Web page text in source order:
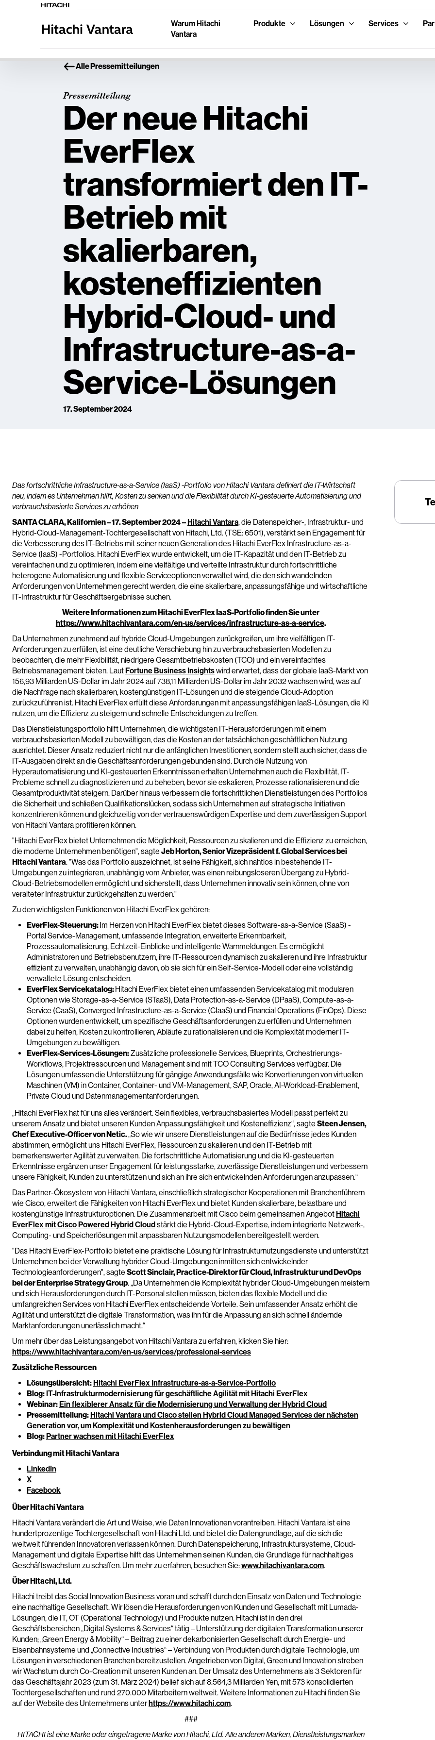
Warum Hitachi
Vantara
Produkte Lösungen Services
Alle Pressemitteilungen
Pressemitteilung
Der neue Hitachi
EverFlex
transformiert den IT-
Betrieb mit
skalierbaren,
kosteneffizienten
Hybrid-Cloud- und
Infrastructure-as-a-
Service-Lösungen
17. September 2024
Das fortschrittliche Infrastructure-as-a-Service (IaaS) -Portfolio von Hitachi Vantara definiert die IT-Wirtschaft
neu, indem es Unternehmen hilft, Kosten zu senken und die Flexibilität durch KI-gesteuerte Automatisierung und
verbrauchsbasierte Services zu erhöhen
SANTA CLARA, Kalifornien – 17. September 2024–Hitachi Vantara, die Datenspeicher-, Infrastruktur- und
Hybrid-Cloud-Management-Tochtergesellschaft von Hitachi, Ltd. (TSE: 6501), verstärkt sein Engagement für
die Verbesserung des IT-Betriebs mit seiner neuen Generation des Hitachi EverFlex Infrastructure-as-a-
Service (IaaS) -Portfolios. Hitachi EverFlex wurde entwickelt, um die IT-Kapazität und den IT-Betrieb zu
vereinfachen und zu optimieren, indem eine vielfältige und verteilte Infrastruktur durch fortschrittliche
heterogene Automatisierung und flexible Serviceoptionen verwaltet wird, die den sich wandelnden
Anforderungen von Unternehmen gerecht werden, die eine skalierbare, anpassungsfähige und wirtschaftliche
IT-Infrastruktur für Geschäftsergebnisse suchen.
Weitere Informationen zum Hitachi EverFlex IaaS-Portfolio finden Sie unter
https://www.hitachivantara.com/en-us/services/infrastructure-as-a-service.
Da Unternehmen zunehmend auf hybride Cloud-Umgebungen zurückgreifen, um ihre vielfältigen IT-
Anforderungen zu erfüllen, ist eine deutliche Verschiebung hin zu verbrauchsbasierten Modellen zu
beobachten, die mehr Flexibilität, niedrigere Gesamtbetriebskosten (TCO) und ein vereinfachtes
Betriebsmanagement bieten. LautFortune Business Insightswird erwartet, dass der globale IaaS-Markt von
156,93 Milliarden US-Dollar im Jahr 2024 auf 738,11 Milliarden US-Dollar im Jahr 2032 wachsen wird, was auf
die Nachfrage nach skalierbaren, kostengünstigen IT-Lösungen und die steigende Cloud-Adoption
zurückzuführen ist. Hitachi EverFlex erfüllt diese Anforderungen mit anpassungsfähigen IaaS-Lösungen, die KI
nutzen, um die Effizienz zu steigern und schnelle Entscheidungen zu treffen.
Das Dienstleistungsportfolio hilft Unternehmen, die wichtigsten IT-Herausforderungen mit einem
verbrauchsbasierten Modell zu bewältigen, das die Kosten an der tatsächlichen geschäftlichen Nutzung
ausrichtet. Dieser Ansatz reduziert nicht nur die anfänglichen Investitionen, sondern stellt auch sicher, dass die
IT-Ausgaben direkt an die Geschäftsanforderungen gebunden sind. Durch die Nutzung von
Hyperautomatisierung und KI-gesteuerten Erkenntnissen erhalten Unternehmen auch die Flexibilität, IT-
Probleme schnell zu diagnostizieren und zu beheben, bevor sie eskalieren, Prozesse rationalisieren und die
Gesamtproduktivität steigern. Darüber hinaus verbessern die fortschrittlichen Dienstleistungen des Portfolios
die Sicherheit und schließen Qualifikationslücken, sodass sich Unternehmen auf strategische Initiativen
konzentrieren können und gleichzeitig von der vertrauenswürdigen Expertise und dem zuverlässigen Support
von Hitachi Vantara profitieren können.
"Hitachi EverFlex bietet Unternehmen die Möglichkeit, Ressourcen zu skalieren und die Effizienz zu erreichen,
die moderne Unternehmen benötigen", sagte Jeb Horton, Senior Vizepräsident f. Global Services bei
Hitachi Vantara. "Was das Portfolio auszeichnet, ist seine Fähigkeit, sich nahtlos in bestehende IT-
Umgebungen zu integrieren, unabhängig vom Anbieter, was einen reibungsloseren Übergang zu Hybrid-
Cloud-Betriebsmodellen ermöglicht und sicherstellt, dass Unternehmen innovativ sein können, ohne von
veralteter Infrastruktur zurückgehalten zu werden."
Zu den wichtigsten Funktionen von Hitachi EverFlex gehören:
EverFlex-Steuerung:Im Herzen von Hitachi EverFlex bietet dieses Software-as-a-Service (SaaS) -
Portal Service-Management, umfassende Integration, erweiterte Erkennbarkeit,
Prozessautomatisierung, Echtzeit-Einblicke und intelligente Warnmeldungen. Es ermöglicht
Administratoren und Betriebsbenutzern, ihre IT-Ressourcen dynamisch zu skalieren und ihre Infrastruktur
effizient zu verwalten, unabhängig davon, ob sie sich für ein Self-Service-Modell oder eine vollständig
verwaltete Lösung entscheiden.
EverFlex Servicekatalog:Hitachi EverFlex bietet einen umfassenden Servicekatalog mit modularen
Optionen wie Storage-as-a-Service (STaaS), Data Protection-as-a-Service (DPaaS), Compute-as-a-
Service (CaaS), Converged Infrastructure-as-a-Service (CIaaS) und Financial Operations (FinOps). Diese
Optionen wurden entwickelt, um spezifische Geschäftsanforderungen zu erfüllen und Unternehmen
dabei zu helfen, Kosten zu kontrollieren, Abläufe zu rationalisieren und die Komplexität moderner IT-
Umgebungen zu bewältigen.
EverFlex-Services-Lösungen:Zusätzliche professionelle Services, Blueprints, Orchestrierungs-
Workflows, Projektressourcen und Management sind mit TCO Consulting Services verfügbar. Die
Lösungen umfassen die Unterstützung für gängige Anwendungsfälle wie Konvertierungen von virtuellen
Maschinen (VM) in Container, Container- und VM-Management, SAP, Oracle, AI-Workload-Enablement,
Private Cloud und Datenmanagementanforderungen.
„Hitachi EverFlex hat für uns alles verändert. Sein flexibles, verbrauchsbasiertes Modell passt perfekt zu
unserem Ansatz und bietet unseren Kunden Anpassungsfähigkeit und Kosteneffizienz“, sagte Steen Jensen,
Chef Executive-Officer von Netic.„So wie wir unsere Dienstleistungen auf die Bedürfnisse jedes Kunden
abstimmen, ermöglicht uns Hitachi EverFlex, Ressourcen zu skalieren und den IT-Betrieb mit
bemerkenswerter Agilität zu verwalten. Die fortschrittliche Automatisierung und die KI-gesteuerten
Erkenntnisse ergänzen unser Engagement für leistungsstarke, zuverlässige Dienstleistungen und verbessern
unsere Fähigkeit, Kunden zu unterstützen und sich an ihre sich entwickelnden Anforderungen anzupassen.“
Das Partner-Ökosystem von Hitachi Vantara, einschließlich strategischer Kooperationen mit Branchenführern
wie Cisco, erweitert die Fähigkeiten von Hitachi EverFlex und bietet Kunden skalierbare, belastbare und
kostengünstige Infrastrukturoptionen. Die Zusammenarbeit mit Cisco beim gemeinsamen AngebotHitachi
EverFlex mit Cisco Powered Hybrid Cloudstärkt die Hybrid-Cloud-Expertise, indem integrierte Netzwerk-,
Computing- und Speicherlösungen mit anpassbaren Nutzungsmodellen bereitgestellt werden.
"Das Hitachi EverFlex-Portfolio bietet eine praktische Lösung für Infrastrukturnutzungsdienste und unterstützt
Unternehmen bei der Verwaltung hybrider Cloud-Umgebungen inmitten sich entwickelnder
Technologieanforderungen", sagte Scott Sinclair, Practice-Direktor für Cloud, Infrastruktur und DevOps
bei der Enterprise Strategy Group. „Da Unternehmen die Komplexität hybrider Cloud-Umgebungen meistern
und sich Herausforderungen durch IT-Personal stellen müssen, bieten das flexible Modell und die
umfangreichen Services von Hitachi EverFlex entscheidende Vorteile. Sein umfassender Ansatz erhöht die
Agilität und unterstützt die digitale Transformation, was ihn für die Anpassung an sich schnell ändernde
Marktanforderungen unerlässlich macht.“
Um mehr über das Leistungsangebot von Hitachi Vantara zu erfahren, klicken Sie hier:
https://www.hitachivantara.com/en-us/services/professional-services
Zusätzliche Ressourcen
Lösungsübersicht:Hitachi EverFlex Infrastructure-as-a-Service-Portfolio
Blog:IT-Infrastrukturmodernisierung für geschäftliche Agilität mit Hitachi EverFlex
Webinar:Ein flexiblerer Ansatz für die Modernisierung und Verwaltung der Hybrid Cloud
Pressemitteilung:Hitachi Vantara und Cisco stellen Hybrid Cloud Managed Services der nächsten
Generation vor, um Komplexität und Kostenherausforderungen zu bewältigen
Blog:Partner wachsen mit Hitachi EverFlex
Verbindung mit Hitachi Vantara
LinkedIn
X
Facebook
Über Hitachi Vantara
Hitachi Vantara verändert die Art und Weise, wie Daten Innovationen vorantreiben. Hitachi Vantara ist eine
hundertprozentige Tochtergesellschaft von Hitachi Ltd. und bietet die Datengrundlage, auf die sich die
weltweit führenden Innovatoren verlassen können. Durch Datenspeicherung, Infrastruktursysteme, Cloud-
Management und digitale Expertise hilft das Unternehmen seinen Kunden, die Grundlage für nachhaltiges
Geschäftswachstum zu schaffen. Um mehr zu erfahren, besuchen Sie:www.hitachivantara.com.
Über Hitachi, Ltd.
Hitachi treibt das Social Innovation Business voran und schafft durch den Einsatz von Daten und Technologie
eine nachhaltige Gesellschaft. Wir lösen die Herausforderungen von Kunden und Gesellschaft mit Lumada-
Lösungen, die IT, OT (Operational Technology) und Produkte nutzen. Hitachi ist in den drei
Geschäftsbereichen „Digital Systems & Services“ tätig – Unterstützung der digitalen Transformation unserer
Kunden; „Green Energy & Mobility“ – Beitrag zu einer dekarbonisierten Gesellschaft durch Energie- und
Eisenbahnsysteme und „Connective Industries“ – Verbindung von Produkten durch digitale Technologie, um
Lösungen in verschiedenen Branchen bereitzustellen. Angetrieben von Digital, Green und Innovation streben
wir Wachstum durch Co-Creation mit unseren Kunden an. Der Umsatz des Unternehmens als 3 Sektoren für
das Geschäftsjahr 2023 (zum 31. März 2024) belief sich auf 8.564,3 Milliarden Yen, mit 573 konsolidierten
Tochtergesellschaften und rund 270.000 Mitarbeitern weltweit. Weitere Informationen zu Hitachi finden Sie
auf der Website des Unternehmens unterhttps://www.hitachi.com.
###
HITACHI ist eine Marke oder eingetragene Marke von Hitachi, Ltd. Alle anderen Marken, Dienstleistungsmarken